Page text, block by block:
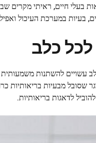
בעלי חיים, ראיתי מקרים
בעיות במערכת העיכול
כלב
עשויים להשתנות
שסובל מבעיות בריאותיות